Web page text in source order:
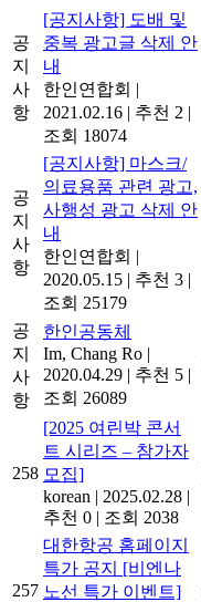
공
지
사
항
[공지사항] 도배 및
중복 광고글 삭제 안
내
한인연합회 |
2021.02.16 | 추천 2 |
조회 18074
공
지
사
항
[공지사항] 마스크/
의료용품 관련 광고,
사행성 광고 삭제 안
내
한인연합회 |
2020.05.15 | 추천 3 |
조회 25179
공
지
사
항
한인공동체
Im, Chang Ro |
2020.04.29 | 추천 5 |
조회 26089
258
[2025 여린박 콘서
트 시리즈 – 참가자
모집]
korean | 2025.02.28 |
추천 0 | 조회 2038
257
대한항공 홈페이지
특가 공지 [비엔나
노선 특가 이벤트]